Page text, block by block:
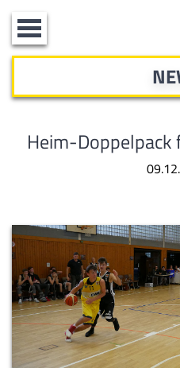
Toggle
navigation
Heim-Doppelpack